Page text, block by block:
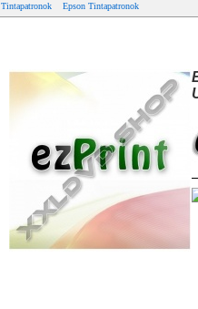
Tintapatronok Epson Tintapatronok